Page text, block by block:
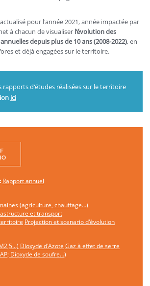
pour l'année 2021, année impactée par
à chacun de visualiser l’évolution des
depuis plus de 10 ans (2008-2022), en
et déjà engagées sur le territoire.
rapports d'études réalisées sur le territoire
ici
Rapport annuel
(agriculture, chauffage…)
et transport
Projection et scenario d'évolution
Dioxyde d'Azote Gaz à effet de serre
Dioxyde de soufre…)